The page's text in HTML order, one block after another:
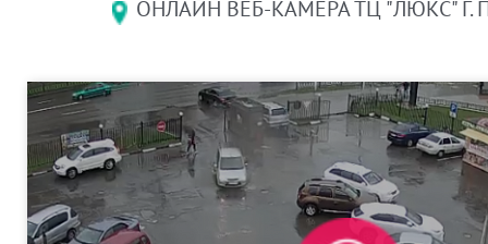
ОНЛАЙН ВЕБ-КАМЕРА ТЦ "ЛЮКС" Г.